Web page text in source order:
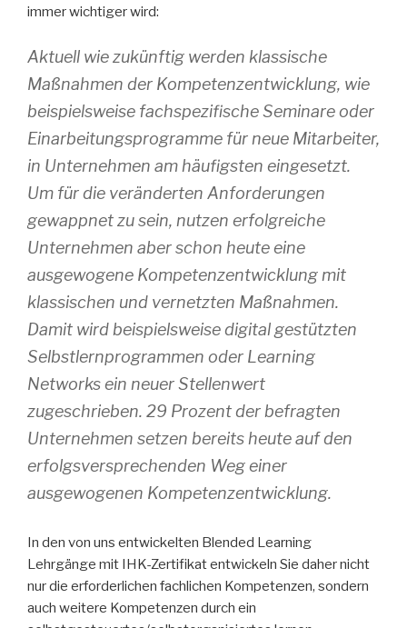
immer wichtiger wird:
Aktuell wie zukünftig werden klassische
Maßnahmen der Kompetenzentwicklung, wie
beispielsweise fachspezifische Seminare oder
Einarbeitungsprogramme für neue Mitarbeiter,
in Unternehmen am häufigsten eingesetzt.
Um für die veränderten Anforderungen
gewappnet zu sein, nutzen erfolgreiche
Unternehmen aber schon heute eine
ausgewogene Kompetenzentwicklung mit
klassischen und vernetzten Maßnahmen.
Damit wird beispielsweise digital gestützten
Selbstlernprogrammen oder Learning
Networks ein neuer Stellenwert
zugeschrieben. 29 Prozent der befragten
Unternehmen setzen bereits heute auf den
erfolgsversprechenden Weg einer
ausgewogenen Kompetenzentwicklung.
In den von uns entwickelten Blended Learning
Lehrgänge mit IHK-Zertifikat entwickeln Sie daher nicht
nur die erforderlichen fachlichen Kompetenzen, sondern
auch weitere Kompetenzen durch ein